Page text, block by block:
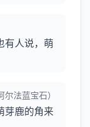
有人说，萌
法蓝宝石）
芽鹿的角来